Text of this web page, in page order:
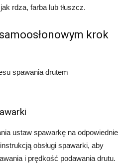
rdza, farba lub tłuszcz.
krok
spawania drutem
ustaw spawarkę na odpowiednie
obsługi spawarki, aby
i prędkość podawania drutu.